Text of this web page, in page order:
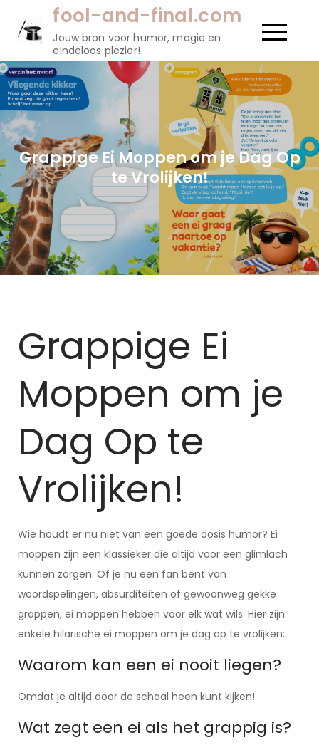
gaan
fool-and-final.com
Jouw bron voor humor, magie en
eindeloos plezier!
Grappige Ei Moppen om je Dag Op
te Vrolijken!
Grappige Ei
Moppen om je
Dag Op te
Vrolijken!
Wie houdt er nu niet van een goede dosis humor? Ei
moppen zijn een klassieker die altijd voor een glimlach
kunnen zorgen. Of je nu een fan bent van
woordspelingen, absurditeiten of gewoonweg gekke
grappen, ei moppen hebben voor elk wat wils. Hier zijn
enkele hilarische ei moppen om je dag op te vrolijken:
Waarom kan een ei nooit liegen?
Omdat je altijd door de schaal heen kunt kijken!
Wat zegt een ei als het grappig is?